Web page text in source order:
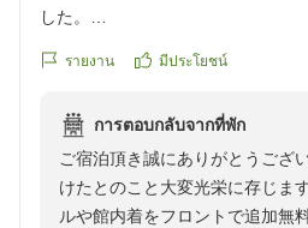
した。
した。
した。
またコーヒーメーカーもありよか
岩盤浴も利用でき、ゆっくりでき
深夜や早朝は一般の利用客も少な
รายงาน มีประโยชน์
การตอบกลับจากที่พัก
ご宿泊頂き誠にありがとうござ
けたとのこと大変光栄に存じま
ルや館内着をフロントで追加無